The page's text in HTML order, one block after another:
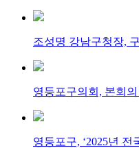
조성명 강남구청장,
영등포구의회, 본회
영등포구, ‘2025년 전